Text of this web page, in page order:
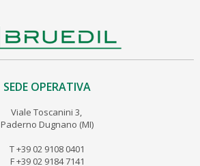
SEDE OPERATIVA
Viale Toscanini 3,
Paderno Dugnano (MI)
T +39 02 9108 0401
F +39 02 9184 7141